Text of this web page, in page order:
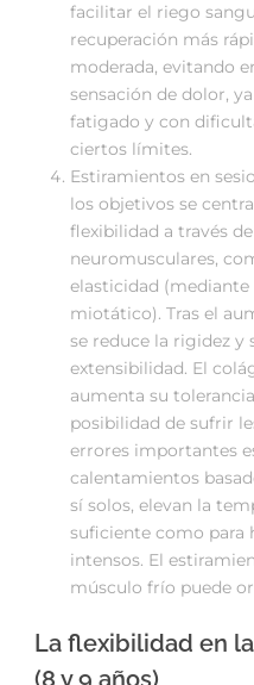
facilitar el riego
recuperación más
moderada, evitando
sensación de dolor,
fatigado y con
ciertos límites.
Estiramientos en
los objetivos se
flexibilidad a través
neuromusculares,
elasticidad
miotático). Tras el
se reduce la rigidez y
extensibilidad. El
aumenta su
posibilidad de sufrir
errores importantes
calentamientos
sí solos, elevan la
suficiente como para
intensos. El
músculo frío puede
La flexibilidad en